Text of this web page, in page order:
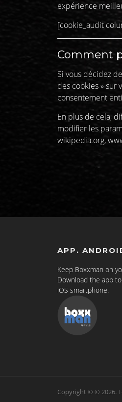
expérience
[cookie_audit
Comment
Si vous décidez
des cookies » sur
consentement
En plus de cela,
modifier les
wikipedia.org,
APP.
Keep Boxxman on
Download the app
iOS smartphone.
Copyright © © 2026.